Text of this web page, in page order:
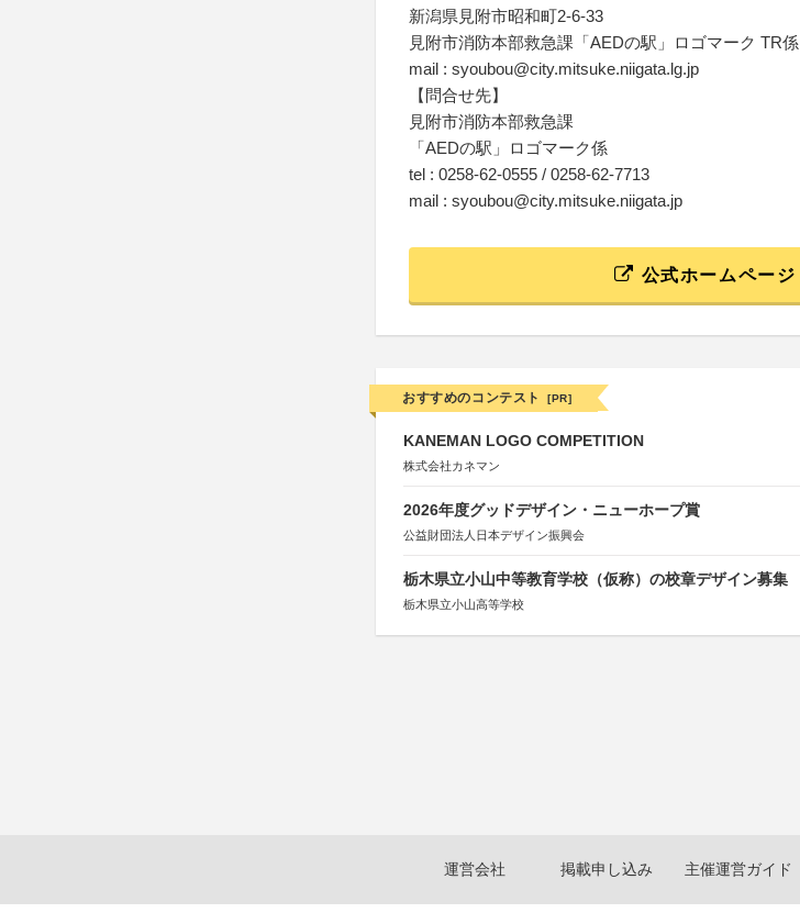
新潟県見附市昭和町2-6-33
見附市消防本部救急課「AEDの駅」ロゴマーク TR係
mail : syoubou@city.mitsuke.niigata.lg.jp
【問合せ先】
見附市消防本部救急課
「AEDの駅」ロゴマーク係
tel : 0258-62-0555 / 0258-62-7713
mail : syoubou@city.mitsuke.niigata.jp
公式ホームページ
おすすめのコンテスト [PR]
KANEMAN LOGO COMPETITION
株式会社カネマン
2026年度グッドデザイン・ニューホープ賞
公益財団法人日本デザイン振興会
栃木県立小山中等教育学校（仮称）の校章デザイン募集
栃木県立小山高等学校
運営会社 掲載申し込み 主催運営ガイド